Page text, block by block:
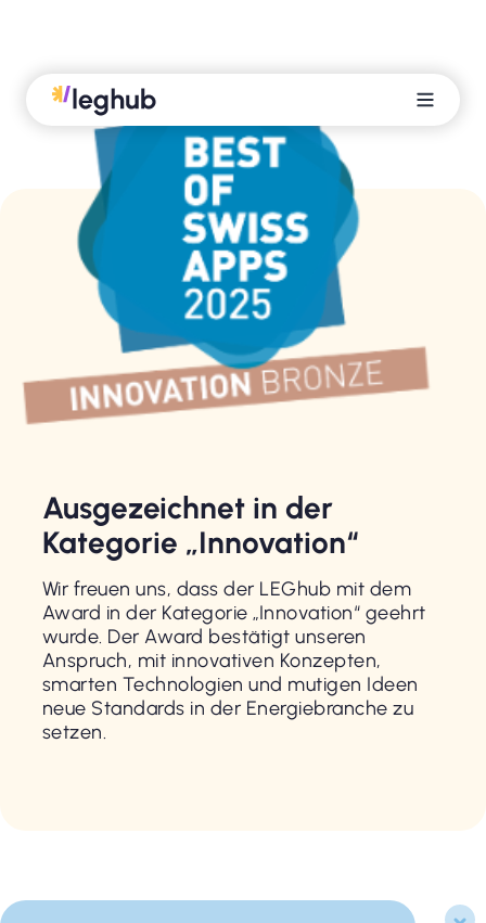
Ausgezeichnet in der
Kategorie „Innovation“
Wir freuen uns, dass der LEGhub mit dem
Award in der Kategorie „Innovation“ geehrt
wurde. Der Award bestätigt unseren
Anspruch, mit innovativen Konzepten,
smarten Technologien und mutigen Ideen
neue Standards in der Energiebranche zu
setzen.